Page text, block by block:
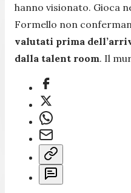
hanno visionato. Gioca
Formello non
valutati prima
dalla talent room. Il